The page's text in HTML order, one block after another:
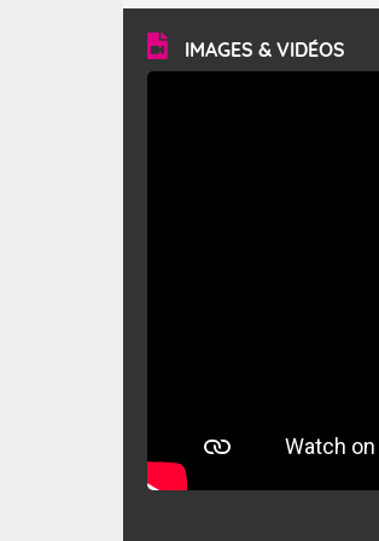
vitesse moyenne de 50 km/h
en rafales, parfois davantage. Il
du Rhône et la Provence et
méditerranéen à partir de la
IMAGES & VIDÉOS